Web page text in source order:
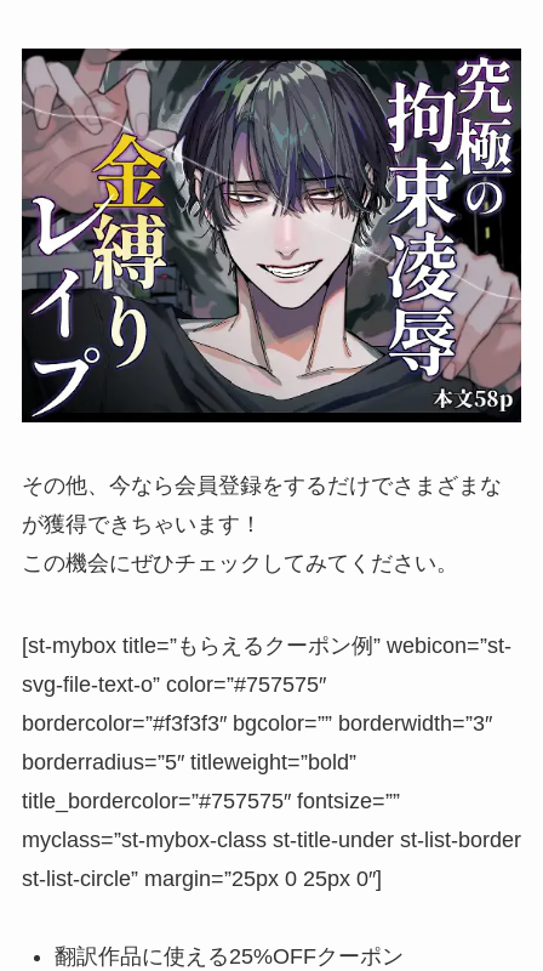
その他、今なら会員登録をするだけでさまざまな
が獲得できちゃいます！
この機会にぜひチェックしてみてください。
[st-mybox title=”もらえるクーポン例” webicon=”st-
svg-file-text-o” color=”#757575″
bordercolor=”#f3f3f3″ bgcolor=”” borderwidth=”3″
borderradius=”5″ titleweight=”bold”
title_bordercolor=”#757575″ fontsize=””
myclass=”st-mybox-class st-title-under st-list-border
st-list-circle” margin=”25px 0 25px 0″]
翻訳作品に使える25%OFFクーポン